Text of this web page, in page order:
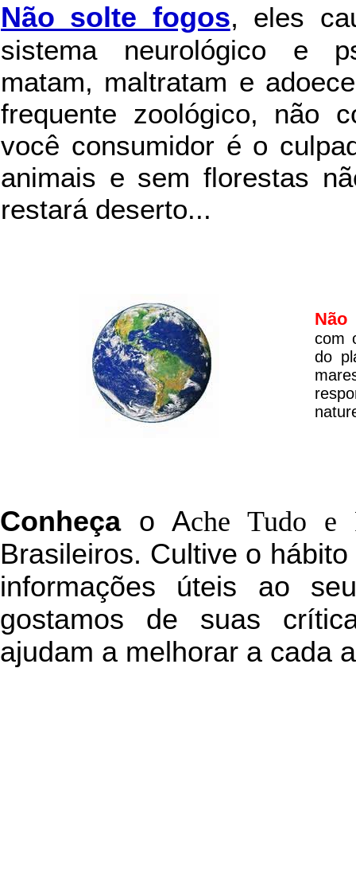
Não solte fogos, eles
sistema neurológico e
matam, maltratam e
frequente zoológico, não
você consumidor é o
animais e sem florestas
restará deserto...
Não
com
do
Conheçao Ache Tudo e
Brasileiros. Cultive o
informações úteis ao
gostamos de suas
ajudam a melhorar a cada